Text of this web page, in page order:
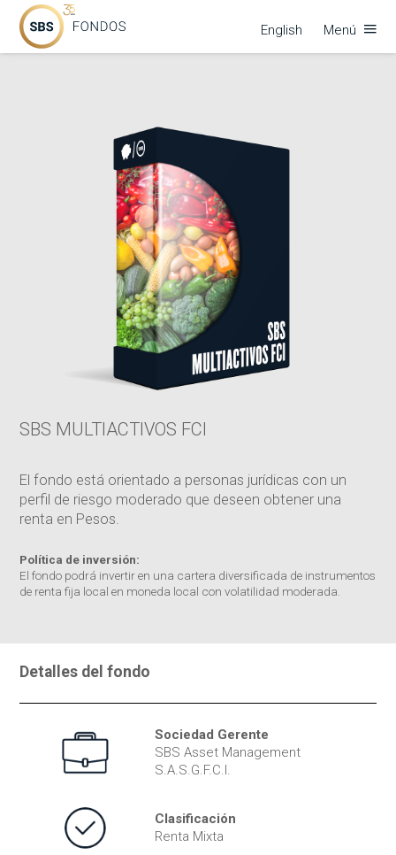
English Menú
SBS MULTIACTIVOS FCI
El fondo está orientado a personas jurídicas con un
perfil de riesgo moderado que deseen obtener una
renta en Pesos.
Política de inversión:
El fondo podrá invertir en una cartera diversificada de instrumentos
de renta fija local en moneda local con volatilidad moderada.
Detalles del fondo
Sociedad Gerente
SBS Asset Management
S.A.S.G.F.C.I.
Clasificación
Renta Mixta